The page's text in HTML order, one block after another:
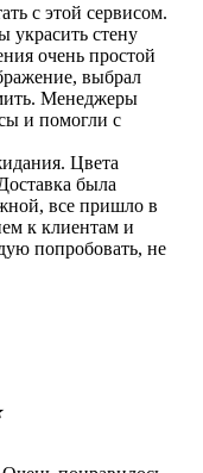
с этой сервисом.
украсить стену
очень простой
выбрал
Менеджеры
и помогли с
Цвета
была
все пришло в
к клиентам и
попробовать, не